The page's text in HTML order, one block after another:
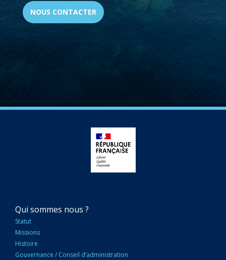
NOUS CONTACTER
NAVIGATION
PRINCIPALE
Qui sommes nous ?
Statut
Missions
Histoire
Gouvernance / Conseil d’administration